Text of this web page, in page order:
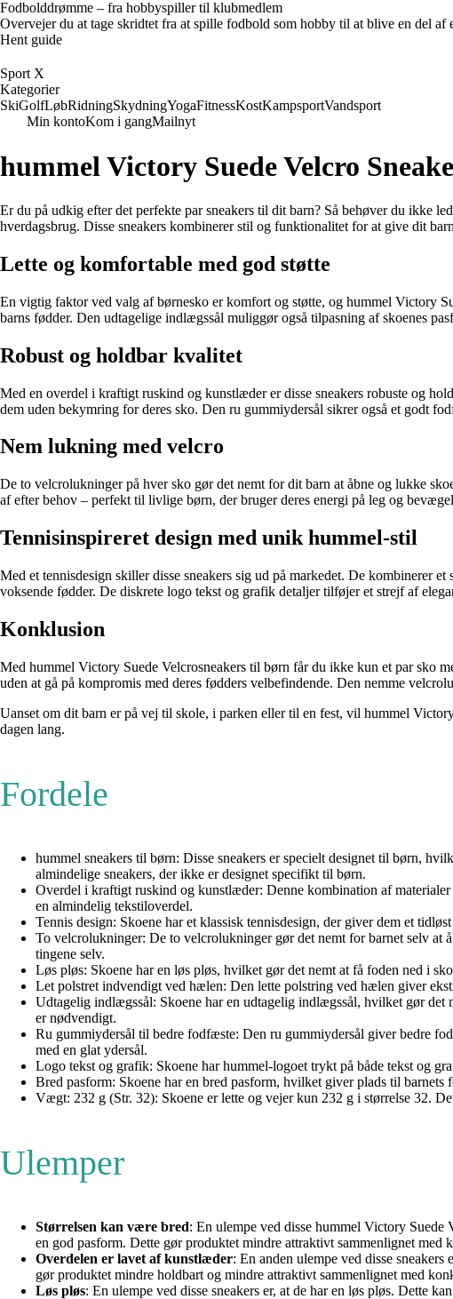
Fodbolddrømme – fra hobbyspiller til klubmedlem
Overvejer du at tage skridtet fra at spille fodbold som hobby til at blive en del
Hent guide
Sport X
Kategorier
SkiGolfLøbRidningSkydningYogaFitnessKostKampsportVandsport
Min kontoKom i gangMailnyt
hummel Victory Suede Velcro
Er du på udkig efter det perfekte par sneakers til dit barn? Så behøver du ikke
hverdagsbrug. Disse sneakers kombinerer stil og funktionalitet for at give dit
Lette og komfortable med god støtte
En vigtig faktor ved valg af børnesko er komfort og støtte, og hummel Victory
barns fødder. Den udtagelige indlægssål muliggør også tilpasning af skoenes
Robust og holdbar kvalitet
Med en overdel i kraftigt ruskind og kunstlæder er disse sneakers robuste og
dem uden bekymring for deres sko. Den ru gummiydersål sikrer også et godt
Nem lukning med velcro
De to velcrolukninger på hver sko gør det nemt for dit barn at åbne og lukke
af efter behov – perfekt til livlige børn, der bruger deres energi på leg og
Tennisinspireret design med unik hummel-stil
Med et tennisdesign skiller disse sneakers sig ud på markedet. De kombinerer
voksende fødder. De diskrete logo tekst og grafik detaljer tilføjer et strejf af
Konklusion
Med hummel Victory Suede Velcrosneakers til børn får du ikke kun et par sko
uden at gå på kompromis med deres fødders velbefindende. Den nemme
Uanset om dit barn er på vej til skole, i parken eller til en fest, vil hummel
dagen lang.
Fordele
hummel sneakers til børn: Disse sneakers er specielt designet til børn,
almindelige sneakers, der ikke er designet specifikt til børn.
Overdel i kraftigt ruskind og kunstlæder: Denne kombination af
en almindelig tekstiloverdel.
Tennis design: Skoene har et klassisk tennisdesign, der giver dem et
To velcrolukninger: De to velcrolukninger gør det nemt for barnet selv at
tingene selv.
Løs pløs: Skoene har en løs pløs, hvilket gør det nemt at få foden ned i
Let polstret indvendigt ved hælen: Den lette polstring ved hælen giver
Udtagelig indlægssål: Skoene har en udtagelig indlægssål, hvilket gør det
er nødvendigt.
Ru gummiydersål til bedre fodfæste: Den ru gummiydersål giver bedre
med en glat ydersål.
Logo tekst og grafik: Skoene har hummel-logoet trykt på både tekst og
Bred pasform: Skoene har en bred pasform, hvilket giver plads til
Vægt: 232 g (Str. 32): Skoene er lette og vejer kun 232 g i størrelse 32.
Ulemper
Størrelsen kan være bred: En ulempe ved disse hummel Victory Suede
en god pasform. Dette gør produktet mindre attraktivt sammenlignet med
Overdelen er lavet af kunstlæder: En anden ulempe ved disse
gør produktet mindre holdbart og mindre attraktivt sammenlignet med
Løs pløs: En ulempe ved disse sneakers er, at de har en løs pløs. Dette